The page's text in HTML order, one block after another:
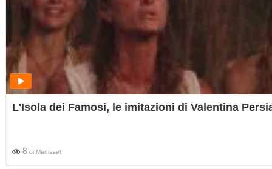
L'Isola dei Famosi, le imitazioni di Valentina
8 di Mediaset